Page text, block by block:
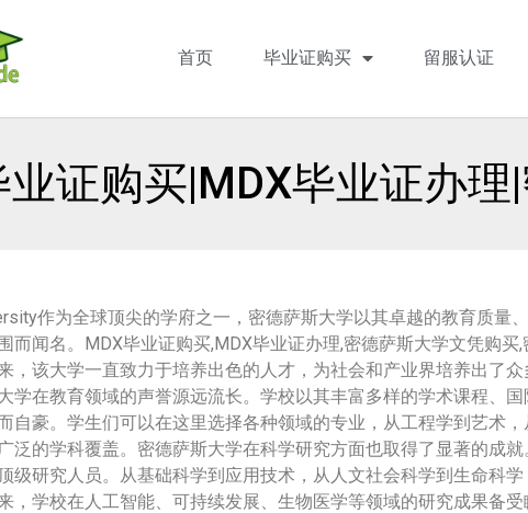
首页 毕业证购买 留服认证
业证购买|MDX毕业证办
作为全球顶尖的学府之一，密德萨斯大学以其卓越的教育质量
而闻名。MDX毕业证购买,MDX毕业证办理,密德萨斯大学文凭购买
，该大学一直致力于培养出色的人才，为社会和产业界培养出了
学在教育领域的声誉源远流长。学校以其丰富多样的学术课程、
自豪。学生们可以在这里选择各种领域的专业，从工程学到艺术，
泛的学科覆盖。密德萨斯大学在科学研究方面也取得了显著的成
级研究人员。从基础科学到应用技术，从人文社会科学到生命科
，学校在人工智能、可持续发展、生物医学等领域的研究成果备